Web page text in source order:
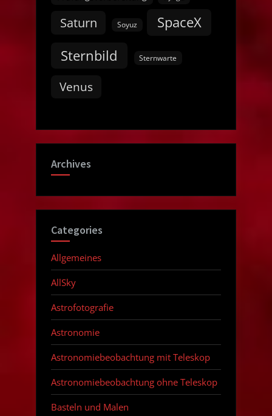
Saturn Soyuz
SpaceX
Sternbild
Sternwarte
Venus
Archives
Categories
Allgemeines
AllSky
Astrofotografie
Astronomie
Astronomiebeobachtung mit Teleskop
Astronomiebeobachtung ohne Teleskop
Basteln und Malen